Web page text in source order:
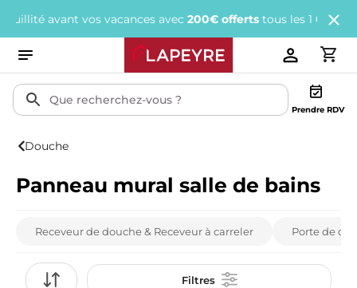
vos vacances avec200€ offertstous les 1 000€ d'achats.
Prendre RDV
Douche
Panneau mural salle de bains
Receveur de douche & Receveur à carreler Porte de
Filtres